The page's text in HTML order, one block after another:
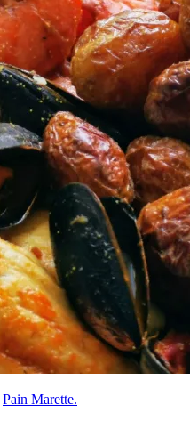
Pain Marette.